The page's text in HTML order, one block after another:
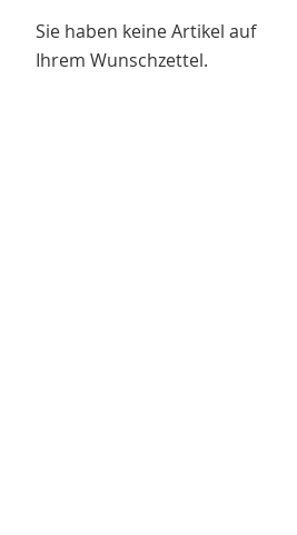
Sie haben keine Artikel auf
Ihrem Wunschzettel.